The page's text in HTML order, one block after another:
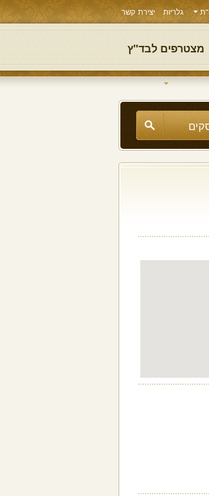
גלריות יצירת קשר
מצטרפים לבד"ץ